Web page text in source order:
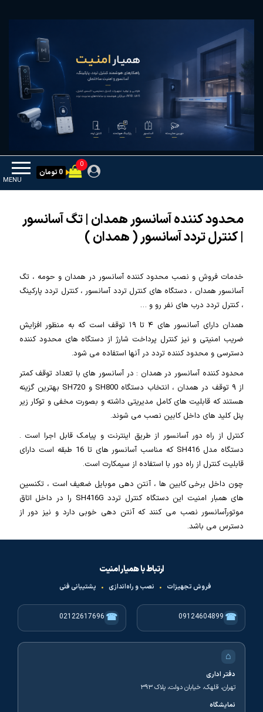
MENU
0
0 تومان
محدود کننده آسانسور همدان | تگ آسانسور
| کنترل تردد آسانسور ( همدان )
خدمات فروش و نصب محدود کننده آسانسور در همدان و حومه ، تگ
آسانسور همدان ، دستگاه های کنترل تردد آسانسور ، کنترل تردد پارکینگ
، کنترل تردد درب های نفر رو و …
همدان دارای آسانسور های ۴ تا ۱۹ توقف است که به منظور افزایش
ضریب امنیتی و نیز کنترل پرداخت شارژ از دستگاه های محدود کننده
دسترسی و محدود کننده تردد در آنها استفاده می شود.
محدود کننده آسانسور در همدان : در آسانسور های با تعداد توقف کمتر
از ۹ توقف در همدان ، انتخاب دستگاه SH800 و SH720 بهترین گزینه
هستند که قابلیت های کامل مدیریتی داشته و بصورت مخفی و توکار زیر
پنل کلید های داخل کابین نصب می شوند.
کنترل از راه دور آسانسور از طریق اینترنت و پیامک قابل اجرا است .
دستگاه مدل SH416 که مناسب آسانسور های تا 16 طبقه است دارای
قابلیت کنترل از راه دور با استفاده از سیمکارت است.
چون داخل برخی کابین ها ، آنتن دهی موبایل ضعیف است ، تکنسین
های همبار امنیت این دستگاه کنترل تردد SH416G را در داخل اتاق
موتورآسانسور نصب می کنند که آنتن دهی خوبی دارد و نیز دور از
دسترس می باشد.
ارتباط با همیار امنیت
فروش تجهیزات • نصب و راه‌اندازی • پشتیبانی فنی
☎
09124604899
☎
02122617696
⌂
دفتر اداری
تهران، قلهک، خیابان دولت، پلاک ۳۹۳
نمایشگاه